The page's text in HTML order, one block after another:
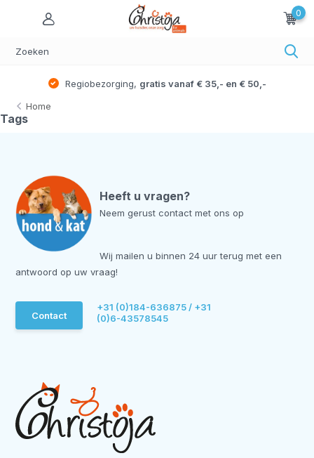
0
Regiobezorging, gratis vanaf € 35,- en € 50,-
Home
Tags
Heeft u vragen?
Neem gerust contact met ons op
Wij mailen u binnen 24 uur terug met een
antwoord op uw vraag!
Contact
+31 (0)184-636875 / +31
(0)6-43578545